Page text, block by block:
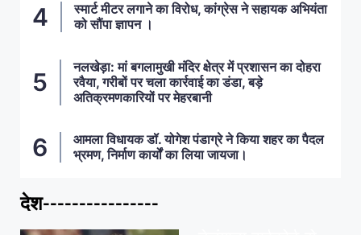
स्मार्ट मीटर लगाने का विरोध, कांग्रेस ने सहायक अभियंता
को सौंपा ज्ञापन ।
नलखेड़ा: मां बगलामुखी मंदिर क्षेत्र में प्रशासन का दोहरा
रवैया, गरीबों पर चला कार्रवाई का डंडा, बड़े
अतिक्रमणकारियों पर मेहरबानी
आमला विधायक डॉ. योगेश पंडाग्रे ने किया शहर का पैदल
भ्रमण, निर्माण कार्यों का लिया जायजा।
देश----------------